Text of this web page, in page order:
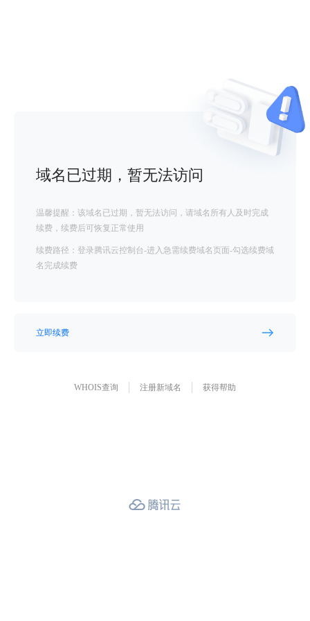
域名已过期，暂无法访问
温馨提醒：该域名已过期，暂无法访问，请域名所有人及时完成
续费，续费后可恢复正常使用
续费路径：登录腾讯云控制台-进入急需续费域名页面-勾选续费域
名完成续费
立即续费
WHOIS查询 注册新域名 获得帮助